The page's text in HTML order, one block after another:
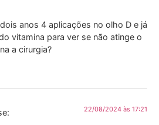
anos 4 aplicações no olho D e já
vitamina para ver se não atinge o
a cirurgia?
22/08/2024 às 17:21